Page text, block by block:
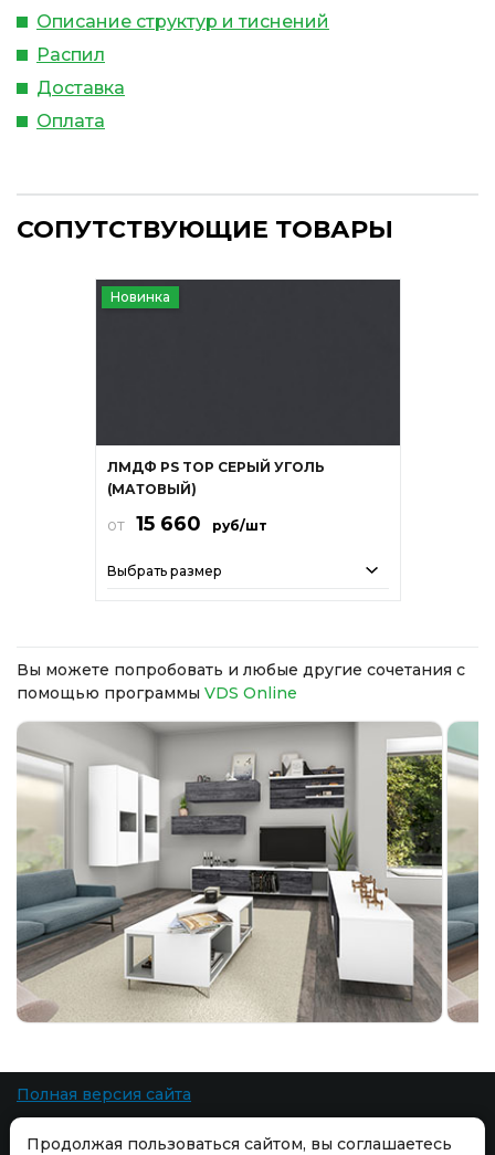
Описание структур и тиснений
Распил
Доставка
Оплата
СОПУТСТВУЮЩИЕ ТОВАРЫ
Новинка
ЛМДФ PS TOP СЕРЫЙ УГОЛЬ
(МАТОВЫЙ)
от 15 660 руб/шт
Выбрать размер
Вы можете попробовать и любые другие сочетания с
помощью программы VDS Online
Полная версия сайта
обязательна.
Продолжая пользоваться сайтом, вы соглашаетесь